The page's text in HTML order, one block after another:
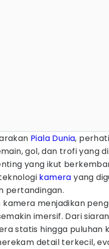
Piala Dunia,
gol, dan trofi yang
yang ikut
kamera yang
pertandingan.
kamera menjadikan
imersif. Dari
statis hingga puluhan
detail terkecil,